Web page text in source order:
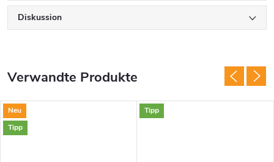
Diskussion
Verwandte Produkte
Neu
Tipp
Tipp